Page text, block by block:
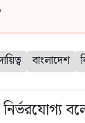
বাংলাদেশ